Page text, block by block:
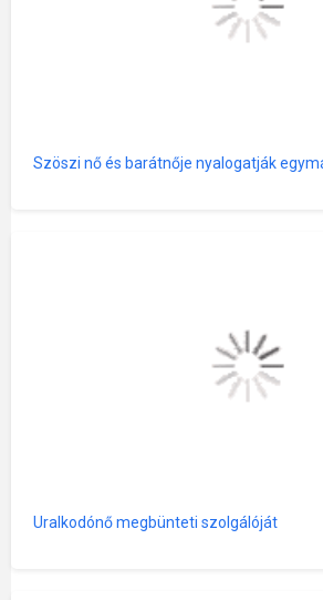
Szöszi nő és barátnője nyalogatják
Uralkodónő megbünteti szolgálóját